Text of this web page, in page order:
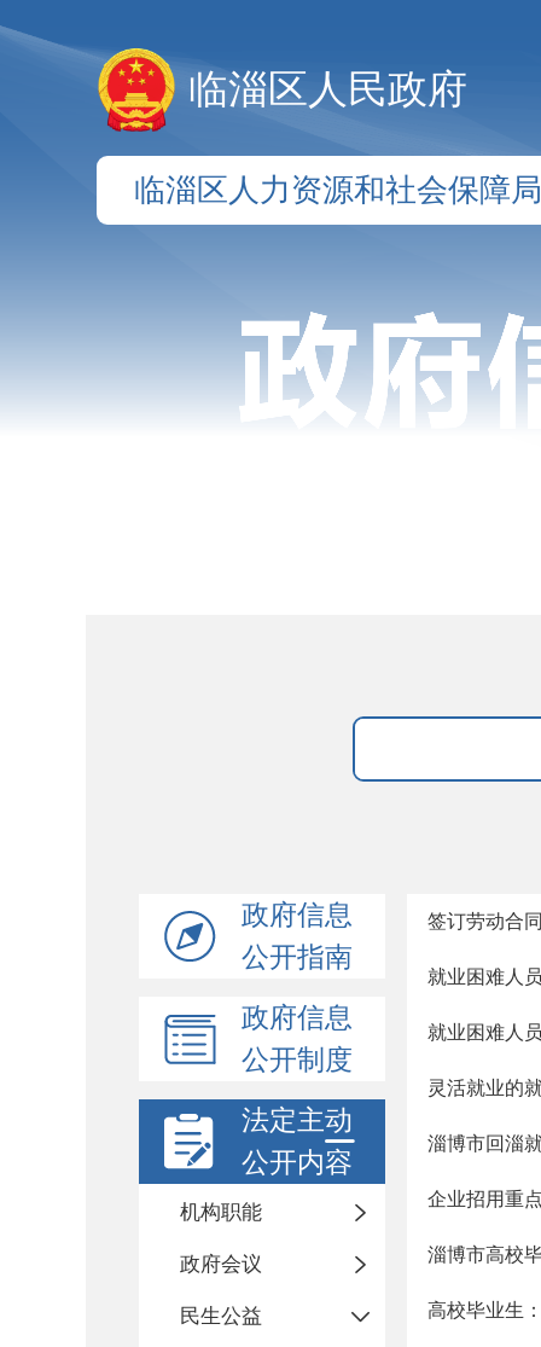
临淄区人民政府
临淄区人力资源和社会保障局
政府信息
公开指南
政府信息
公开制度
法定主动
公开内容
机构职能
政府会议
民生公益
签订劳动合
就业困难人
就业困难人
灵活就业的
淄博市回淄
企业招用重
淄博市高校
高校毕业生